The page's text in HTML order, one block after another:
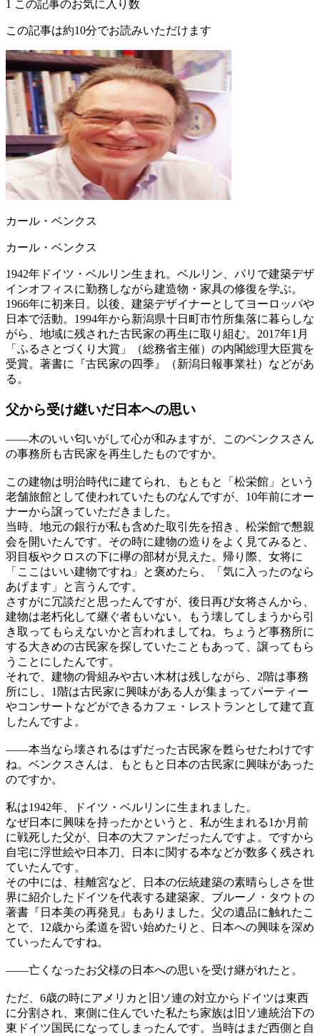
1 この記事のお気に入り数
この記事は約10分でお読みいただけます
カール・ベンクス
カール・ベンクス
1942年ドイツ・ベルリン生まれ。ベルリン、パリで建築デザ
インオフィスに勤務しながら建造物・家具の修復を学ぶ。
1966年に初来日。以後、建築デザイナーとしてヨーロッパや
日本で活動。1994年から新潟県十日町市竹所集落に暮らしな
がら、地域に残された古民家の再生に取り組む。2017年1月
「ふるさとづくり大賞」（総務省主催）の内閣総理大臣賞を
受賞。著書に『古民家の四季』（新潟日報事業社）などがあ
る。
父から受け継いだ日本への思い
——木のいい匂いがして心が和みますが、このベンクスさん
の事務所も古民家を再生したものですか。
この建物は明治時代に建てられ、もともと「松栄館」という
老舗旅館として使われていたものなんですが、10年前にオー
ナーから譲っていただきました。
当時、地元の銀行が私も含めた取引先を招き、松栄館で懇親
会を開いたんです。その時に建物の造りをよく見てみると、
羽目板やクロスの下に欅の部材が見えた。帰り際、女将に
「ここはいい建物ですね」と褒めたら、「気に入ったのなら
あげます」と言うんです。
さすがに冗談だと思ったんですが、後日再び女将さんから、
建物は老朽化して継ぐ者もいない。もう壊してしまうから引
き取ってもらえないかと言われましてね。ちょうど事務所に
する大きめの古民家を探していたこともあって、譲ってもら
うことにしたんです。
それで、建物の骨組みや古い木材は残しながら、2階は事務
所にし、1階は古民家に興味がある人が集まってパーティー
やコンサートなどができるカフェ・レストランとして建て直
したんですよ。
——本当なら壊されるはずだった古民家を甦らせたわけです
ね。ベンクスさんは、もともと日本の古民家に興味があった
のですか。
私は1942年、ドイツ・ベルリンに生まれました。
なぜ日本に興味を持ったかというと、私が生まれる1か月前
に戦死した父が、日本の大ファンだったんですよ。ですから
自宅に浮世絵や日本刀、日本に関する本などが数多く残され
ていたんです。
その中には、桂離宮など、日本の伝統建築の素晴らしさを世
界に紹介したドイツを代表する建築家、ブルーノ・タウトの
著書『日本美の再発見』もありました。父の遺品に触れたこ
とで、12歳から柔道を習い始めたりと、日本への興味を深め
ていったんですね。
——亡くなったお父様の日本への思いを受け継がれたと。
ただ、6歳の時にアメリカと旧ソ連の対立からドイツは東西
に分割され、東側に住んでいた私たち家族は旧ソ連統治下の
東ドイツ国民になってしまったんです。当時はまだ西側と自